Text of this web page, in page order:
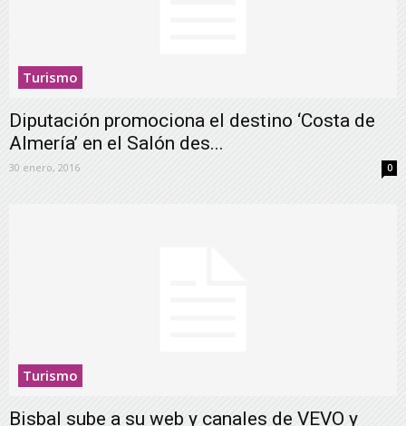
Turismo
Diputación promociona el destino ‘Costa de
Almería’ en el Salón des...
30 enero, 2016 0
Turismo
Bisbal sube a su web y canales de VEVO y